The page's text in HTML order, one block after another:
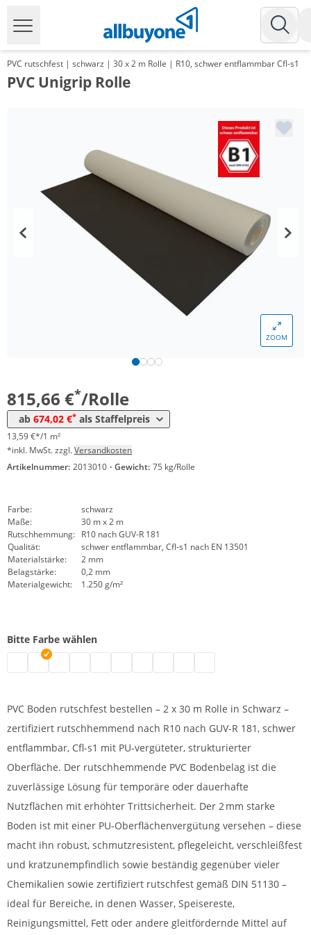
PVC rutschfest | schwarz | 30 x 2 m Rolle | R10, schwer entflammbar Cfl-s1
PVC Unigrip Rolle
ZOOM
815,66 €*/Rolle
ab 674,02 €* als Staffelpreis
716,36 €
13,59 €*/1 m²
*inkl. MwSt. zzgl.Versandkosten
Artikelnummer: 2013010 · Gewicht: 75 kg/Rolle
Farbe:
schwarz
Maße:
30 m x 2 m
Rutschhemmung: R10 nach GUV-R 181
Qualität:
schwer entflammbar, Cfl-s1 nach EN 13501
Materialstärke:
2 mm
Belagstärke:
0,2 mm
Materialgewicht:
1.250 g/m²
Bitte Farbe wählen
PVC rutschfest | grau
PVC rutschfest | schwarz
PVC rutschfest | weiß
PVC Boden rutschfest bestellen – 2 x 30 m Rolle in Schwarz –
zertifiziert rutschhemmend nach R10 nach GUV-R 181, schwer
entflammbar, Cfl-s1 mit PU-vergüteter, strukturierter
Oberfläche. Der rutschhemmende PVC Bodenbelag ist die
zuverlässige Lösung für temporäre oder dauerhafte
Nutzflächen mit erhöhter Trittsicherheit. Der 2 mm starke
Boden ist mit einer PU-Oberflächenvergütung versehen – diese
macht ihn robust, schmutzresistent, pflegeleicht, verschleißfest
und kratzunempfindlich sowie beständig gegenüber vieler
Chemikalien sowie zertifiziert rutschfest gemäß DIN 51130 –
ideal für Bereiche, in denen Wasser, Speisereste,
Reinigungsmittel, Fett oder andere gleitfördernde Mittel auf